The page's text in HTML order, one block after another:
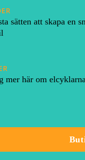
sätten att skapa en
mer här om